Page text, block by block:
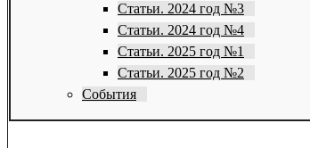
Статьи. 2024 год №3
Статьи. 2024 год №4
Статьи. 2025 год №1
Статьи. 2025 год №2
События